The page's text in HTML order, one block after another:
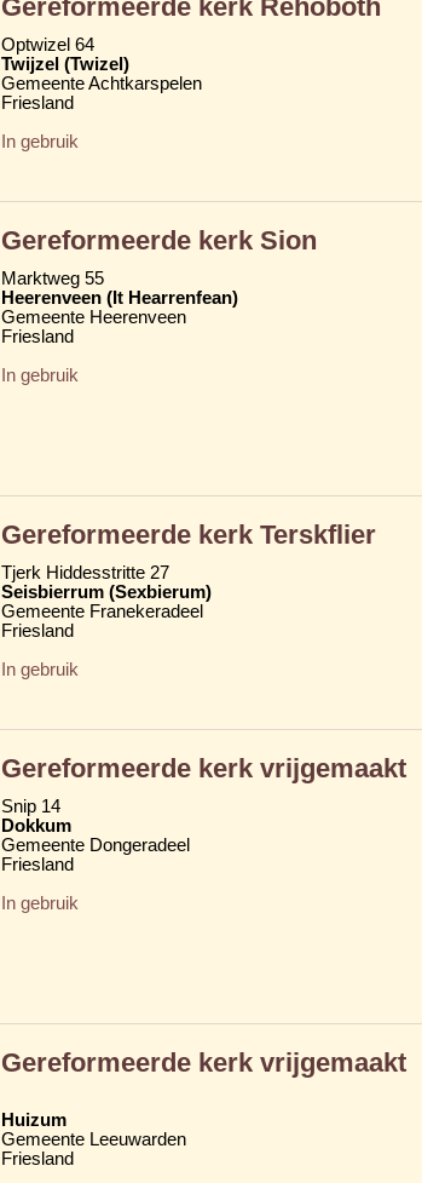
Gereformeerde kerk Rehoboth
Optwizel 64
Twijzel (Twizel)
Gemeente Achtkarspelen
Friesland
In gebruik
Gereformeerde kerk Sion
Marktweg 55
Heerenveen (It Hearrenfean)
Gemeente Heerenveen
Friesland
In gebruik
Gereformeerde kerk Terskflier
Tjerk Hiddesstritte 27
Seisbierrum (Sexbierum)
Gemeente Franekeradeel
Friesland
In gebruik
Gereformeerde kerk vrijgemaakt
Snip 14
Dokkum
Gemeente Dongeradeel
Friesland
In gebruik
Gereformeerde kerk vrijgemaakt
Huizum
Gemeente Leeuwarden
Friesland